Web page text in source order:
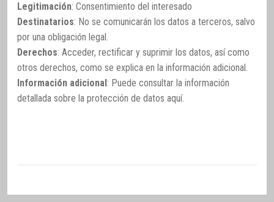
Legitimación: Consentimiento del interesado
Destinatarios: No se comunicarán los datos a terceros, salvo
por una obligación legal.
Derechos: Acceder, rectificar y suprimir los datos, así como
otros derechos, como se explica en la información adicional.
Información adicional: Puede consultar la información
detallada sobre la protección de datos aquí.